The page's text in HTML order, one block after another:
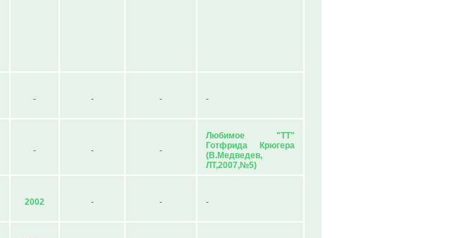
- - - -
- - -
Любимое "ТТ"
Готфрида Крюгера
(В.Медведев,
ЛТ,2007,№5)
2002 - - -